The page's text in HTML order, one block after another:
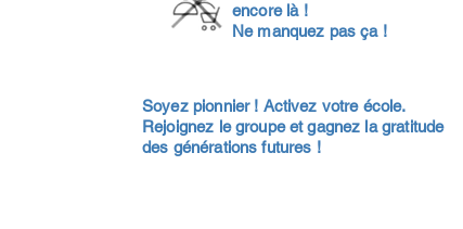
encore là !
Ne manquez pas ça !
Soyez pionnier ! Activez votre école.
Rejoignez le groupe et gagnez la gratitude
des générations futures !